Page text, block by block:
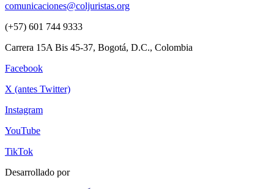
comunicaciones@coljuristas.org
(+57) 601 744 9333
Carrera 15A Bis 45-37, Bogotá, D.C., Colombia
Facebook
X (antes Twitter)
Instagram
YouTube
TikTok
Desarrollado por